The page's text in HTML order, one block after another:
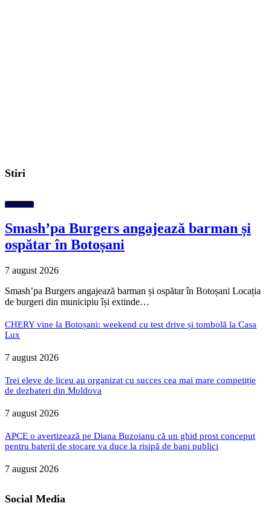
Stiri
Economic
Smash’pa Burgers angajează barman și
ospătar în Botoșani
7 august 2026
Smash’pa Burgers angajează barman și ospătar în Botoșani Locația
de burgeri din municipiu își extinde…
CHERY vine la Botoșani: weekend cu test drive și tombolă la Casa
Lux
7 august 2026
Trei eleve de liceu au organizat cu succes cea mai mare competiție
de dezbateri din Moldova
7 august 2026
APCE o avertizează pe Diana Buzoianu că un ghid prost conceput
pentru baterii de stocare va duce la risipă de bani publici
7 august 2026
Social Media